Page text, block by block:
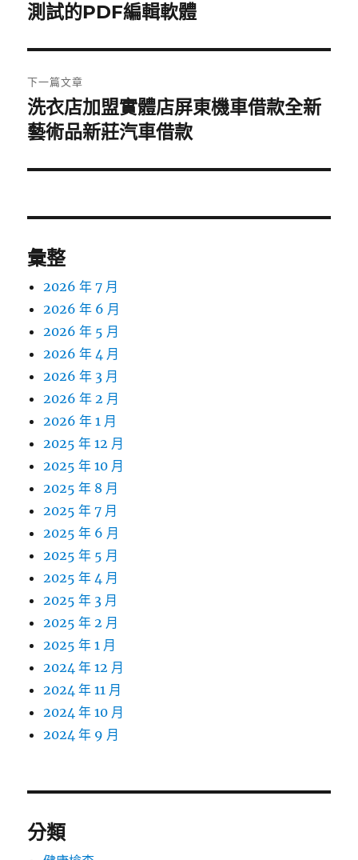
導
覽
一
文
章:
測試的PDF編輯軟體
下一篇文章
下
一
文
洗衣店加盟實體店屏東機車借款全新
藝術品新莊汽車借款
彙整
2026 年 7 月
2026 年 6 月
2026 年 5 月
2026 年 4 月
2026 年 3 月
2026 年 2 月
2026 年 1 月
2025 年 12 月
2025 年 10 月
2025 年 8 月
2025 年 7 月
2025 年 6 月
2025 年 5 月
2025 年 4 月
2025 年 3 月
2025 年 2 月
2025 年 1 月
2024 年 12 月
2024 年 11 月
2024 年 10 月
2024 年 9 月
分類